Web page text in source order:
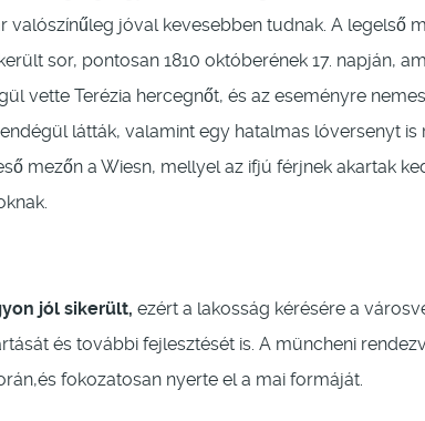
valószínűleg jóval kevesebben tudnak. A legelső
sor, pontosan 1810 októberének 17. napján,
vette Terézia hercegnőt, és az eseményre
látták, valamint egy hatalmas lóversenyt is
mezőn a Wiesn, mellyel az ifjú férjnek akartak
jól sikerült, ezért a lakosság kérésére a
és további fejlesztését is. A müncheni
fokozatosan nyerte el a mai formáját.